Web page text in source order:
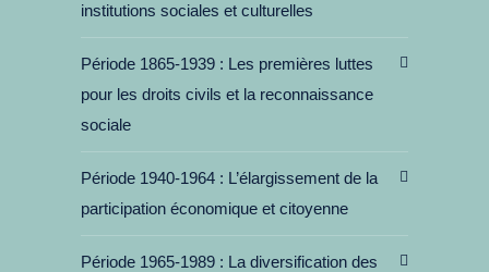
institutions sociales et culturelles
Période 1865-1939
Les premières luttes
pour les droits civils et la reconnaissance
sociale
Période 1940-1964
L’élargissement de la
participation économique et citoyenne
Période 1965-1989
La diversification des